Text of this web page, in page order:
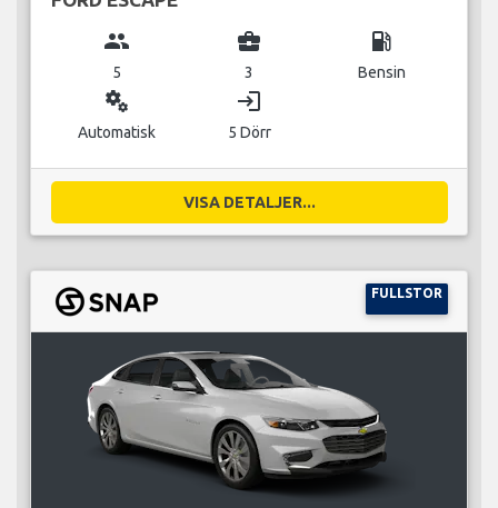
group
5
business_center
3
local_gas_station
Bensin
miscellaneous_services
Automatisk
login
5 Dörr
VISA DETALJER...
FULLSTOR